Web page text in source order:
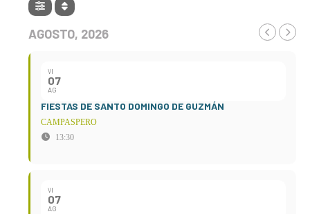
AGOSTO, 2026
VI
07
AG
FIESTAS DE SANTO DOMINGO DE GUZMÁN
CAMPASPERO
13:30
VI
07
AG